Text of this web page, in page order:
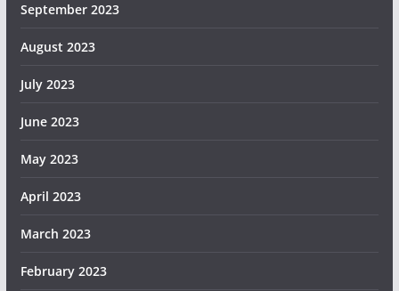
September 2023
August 2023
July 2023
June 2023
May 2023
April 2023
March 2023
February 2023